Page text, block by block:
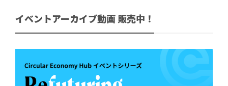
イベントアーカイブ動画 販売中！